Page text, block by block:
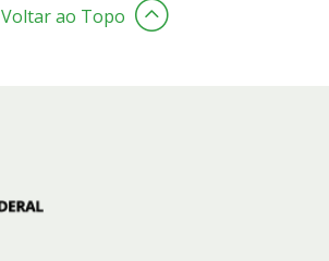
Voltar ao Topo